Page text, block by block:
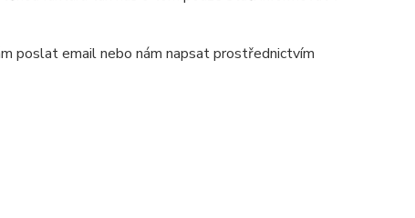
poslat email nebo nám napsat prostřednictvím